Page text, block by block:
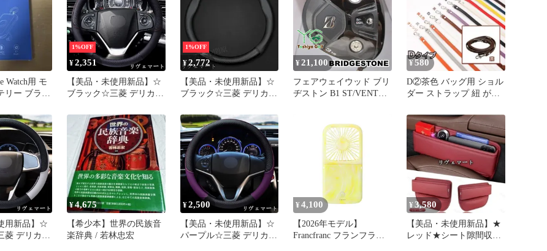
サリーA260515
サリーB260525
Watch用 モ
リー ブラッ
1%OFF
¥2,351
【美品・未使用新品】☆
ブラック☆三菱 デリカ
ー レザーステアリングホ
イールカバー 円形 O型 S
サイズ 38CM DELICA D2
アクセサリーA260515
1%OFF
¥2,772
【美品・未使用新品】☆
ブラック☆三菱 デリカ
ルカバー ハンドルカバー
レザー円形 O型 Sサイズ
38CM DELICA D2アクセ
サリーA260529
¥21,100
フェアウェイウッド ブリ
ヂストン B1 ST/VENTUS
¥580
D②茶色 バッグ用 ショル
ダー ストラップ 紐 がま
用新品】☆
菱 デリカ
¥4,675
【希少本】世界の民族音
楽辞典 / 若林忠宏
¥2,500
【美品・未使用新品】☆
パープル☆三菱 デリカ
¥ 4,100
【2026年モデル】
Francfranc フランフラン
¥3,580
【美品・未使用新品】★
レッド★シート隙間収納